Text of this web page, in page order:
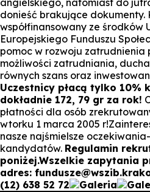
angielskiego, natomiast do
donieść brakujące dokumenty.
współfinansowany ze środków
Europejskiego Funduszu
pomoc w rozwoju zatrudnienia
możliwości zatrudniania,
równych szans oraz
Uczestnicy płacą tylko 10%
dokładnie 172, 79 gr za rok!
płatności dla osób
wtorku 1 marca 2005
nasze najśmielsze
kandydatów. Regulamin
poniżej.Wszelkie zapytania
adres:
(12) 638 52 72